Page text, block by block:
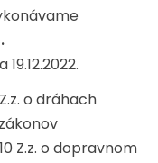
19.12.2022.
o dráhach
Z.z. o dopravnom